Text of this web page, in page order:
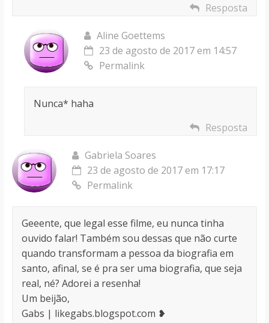
Resposta
Aline Goettems
23 de agosto de 2017 em 14:57
Permalink
Nunca* haha
Resposta
Gabriela Soares
23 de agosto de 2017 em 17:17
Permalink
Geeente, que legal esse filme, eu nunca tinha
ouvido falar! Também sou dessas que não curte
quando transformam a pessoa da biografia em
santo, afinal, se é pra ser uma biografia, que seja
real, né? Adorei a resenha!
Um beijão,
Gabs | likegabs.blogspot.com ❥